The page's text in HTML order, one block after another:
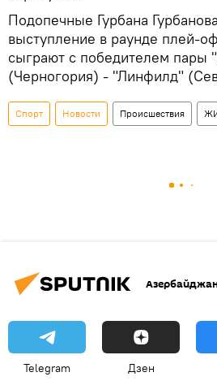
Подопечные Гурбана
выступление в раунде плей-
сыграют с победителем пары
(Черногория) - "Линфилд"
Спорт Новости Происшествия
Telegram Дзен